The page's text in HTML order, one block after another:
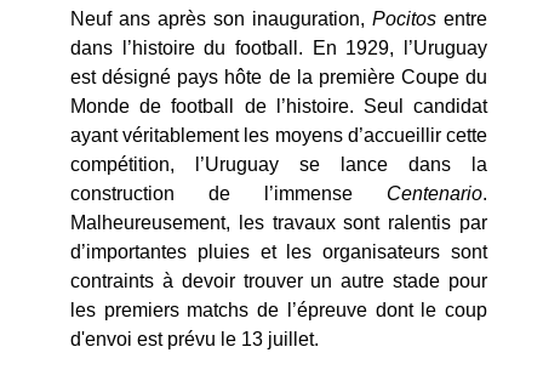
Neuf ans après son inauguration, Pocitos entre
dans l’histoire du football. En 1929, l’Uruguay
est désigné pays hôte de la première Coupe du
Monde de football de l’histoire. Seul candidat
ayant véritablement les moyens d’accueillir cette
compétition, l’Uruguay se lance dans la
construction de l’immense Centenario.
Malheureusement, les travaux sont ralentis par
d’importantes pluies et les organisateurs sont
contraints à devoir trouver un autre stade pour
les premiers matchs de l’épreuve dont le coup
d'envoi est prévu le 13 juillet.